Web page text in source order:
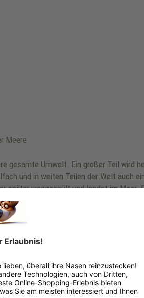
Meere
gesamte Umwelt. Ein großer Teil wird
und in weiten Teilen der Welt auch
später weggespült und landet im
kann auf verschiedensten
von Kunststoffen
an den Küsten Asiens werden
bekannt ist - ideale Voraussetzungen
herzustellen. Aus diesen Fäden